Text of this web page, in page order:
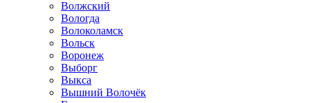
Волжский
Вологда
Волоколамск
Вольск
Воронеж
Выборг
Выкса
Вышний Волочёк